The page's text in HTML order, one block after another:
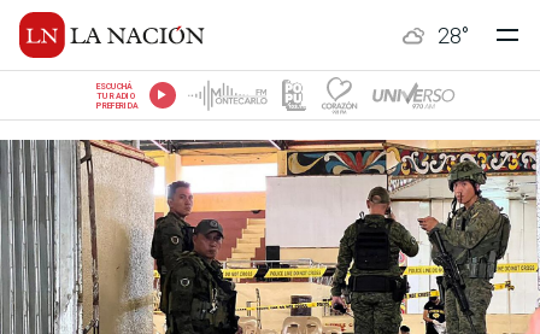
28°
ESCUCHÁ
TU RADIO
PREFERIDA